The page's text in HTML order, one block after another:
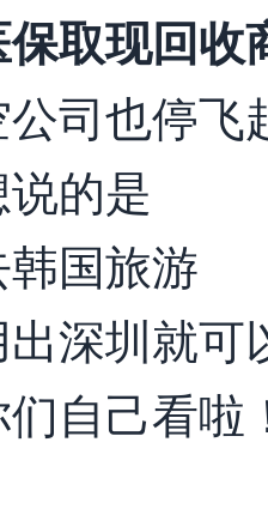
取现回收
司也停飞
的是
国旅游
深圳就可
自己看啦